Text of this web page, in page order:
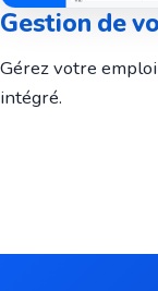
Gestion de
Gérez votre
intégré.